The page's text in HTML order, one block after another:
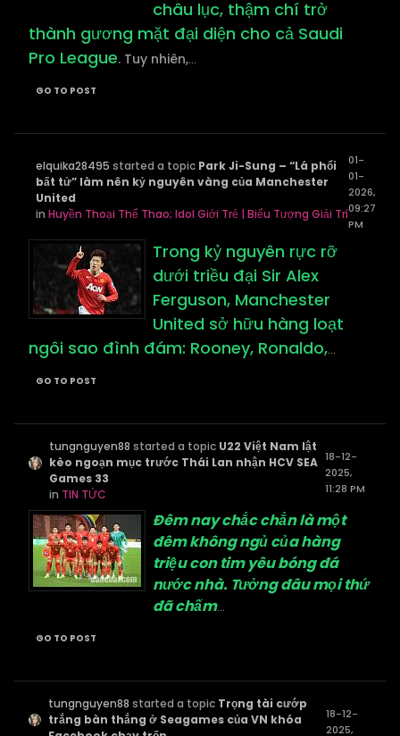
châu lục, thậm chí trở
thành gương mặt đại diện cho cả Saudi
Pro League. Tuy nhiên,...
GO TO POST
elquika28495 started a topic Park Ji-Sung – “Lá phổi
bất tử” làm nên kỷ nguyên vàng của Manchester
United
in Huyền Thoại Thể Thao; Idol Giới Trẻ | Biểu Tượng Giải Trí
01-
01-
2026,
09:27
PM
Trong kỷ nguyên rực rỡ
dưới triều đại Sir Alex
Ferguson, Manchester
United sở hữu hàng loạt
ngôi sao đình đám: Rooney, Ronaldo,...
GO TO POST
tungnguyen88 started a topic U22 Việt Nam lật
kèo ngoạn mục trước Thái Lan nhận HCV SEA
Games 33
in TIN TỨC
18-12-
2025,
11:28 PM
Đêm nay chắc chắn là một
đêm không ngủ của hàng
triệu con tim yêu bóng đá
nước nhà. Tưởng đâu mọi thứ
đã chấm...
GO TO POST
tungnguyen88 started a topic Trọng tài cướp
trắng bàn thắng ở Seagames của VN khóa
18-12-
2025,